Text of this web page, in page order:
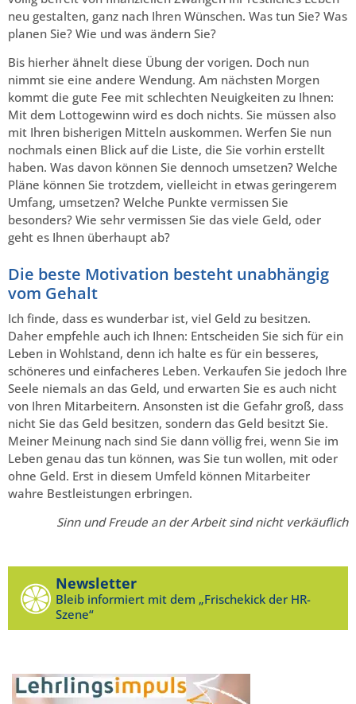
neu gestalten, ganz nach Ihren Wünschen. Was tun Sie? Was
planen Sie? Wie und was ändern Sie?
Bis hierher ähnelt diese Übung der vorigen. Doch nun
nimmt sie eine andere Wendung. Am nächsten Morgen
kommt die gute Fee mit schlechten Neuigkeiten zu Ihnen:
Mit dem Lottogewinn wird es doch nichts. Sie müssen also
mit Ihren bisherigen Mitteln auskommen. Werfen Sie nun
nochmals einen Blick auf die Liste, die Sie vorhin erstellt
haben. Was davon können Sie dennoch umsetzen? Welche
Pläne können Sie trotzdem, vielleicht in etwas geringerem
Umfang, umsetzen? Welche Punkte vermissen Sie
besonders? Wie sehr vermissen Sie das viele Geld, oder
geht es Ihnen überhaupt ab?
Die beste Motivation besteht unabhängig
vom Gehalt
Ich finde, dass es wunderbar ist, viel Geld zu besitzen.
Daher empfehle auch ich Ihnen: Entscheiden Sie sich für ein
Leben in Wohlstand, denn ich halte es für ein besseres,
schöneres und einfacheres Leben. Verkaufen Sie jedoch Ihre
Seele niemals an das Geld, und erwarten Sie es auch nicht
von Ihren Mitarbeitern. Ansonsten ist die Gefahr groß, dass
nicht Sie das Geld besitzen, sondern das Geld besitzt Sie.
Meiner Meinung nach sind Sie dann völlig frei, wenn Sie im
Leben genau das tun können, was Sie tun wollen, mit oder
ohne Geld. Erst in diesem Umfeld können Mitarbeiter
wahre Bestleistungen erbringen.
Sinn und Freude an der Arbeit sind nicht verkäuflich
Newsletter
Bleib informiert mit dem „Frischekick der HR-
Szene“